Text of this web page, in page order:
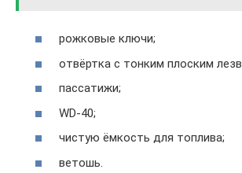
рожковые ключи;
отвёртка с тонким плоским
пассатижи;
WD-40;
чистую ёмкость для топлива;
ветошь.